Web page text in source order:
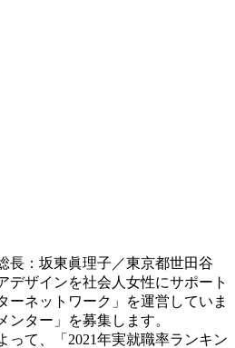
長：坂東眞理子／東京都世田谷
デザインを社会人女性にサポート
ーネットワーク」を運営していま
ンター」を募集します。
って、「2021年実就職率ランキン